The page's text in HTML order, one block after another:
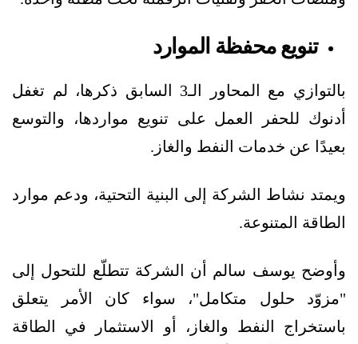
تنويع محفظة الموارد
بالتوازي مع المحاور الـ3 السابق ذكرها، لم تغفل
أدنوك للحفر العمل على تنويع مواردها، والتوسع
بعيدًا عن خدمات النفط والغاز.
ويمتد نشاط الشركة إلى البنية التحتية، ودعم موارد
الطاقة المتنوعة.
وأوضح يوسف سالم أن الشركة تتطلّع للتحول إلى
"مزوّد حلول متكامل"، سواء كان الأمر يتعلق
باستخراج النفط والغاز، أو الاستثمار في الطاقة